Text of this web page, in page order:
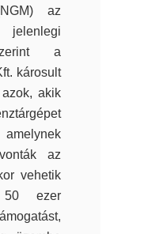
az
a
károsult
akik
az
vehetik
ezer